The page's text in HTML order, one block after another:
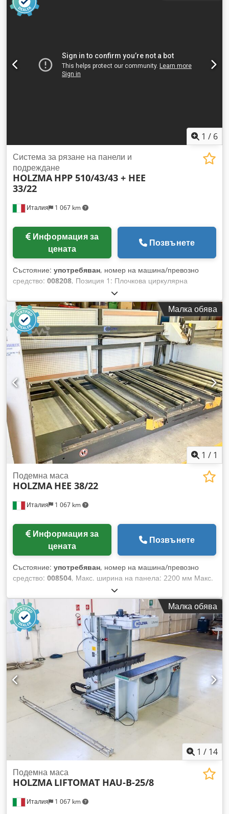
1 / 6
Италия 1 067 km
Система за рязане на панели и
подреждане
HOLZMA HPP 510/43/43 + HEE
33/22
Информация за
цената
Позвънете
Състояние: употребяван, номер на машина/превозно
средство: 008208, Позиция 1: Плочкова циркулярна
машина – подаване отпред HOLZMA-HPP 510/43/43 + HEE
33/22 Dkodpox A Thkofx Aa Tjr Позиция 2: Повдигаща
платформа HOLZMA-HPP 510/43/43 + HEE 33/22Малка обява
1 / 1
Италия 1 067 km
Подемна маса
HOLZMA HEE 38/22
Информация за
цената
Позвънете
Състояние: употребяван, номер на машина/превозно
средство: 008504, Макс. ширина на панела: 2200 мм Макс.
дължина на панела: 3800 мм Макс. височина на стека с
панели над пода: 640 мм Dsdpsy Hcdxofx Aa Tjkr Подемна
способност: 7000 кг
Малка обява
1 / 14
Италия 1 067 km
Подемна маса
HOLZMA LIFTOMAT HAU-B-25/8